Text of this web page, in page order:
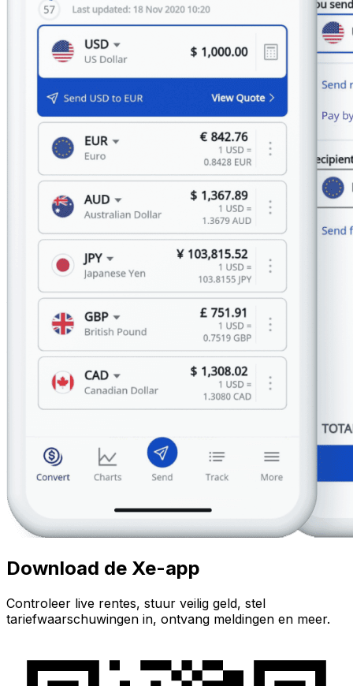
Download de Xe-app
Controleer live rentes, stuur veilig geld, stel
tariefwaarschuwingen in, ontvang meldingen en meer.